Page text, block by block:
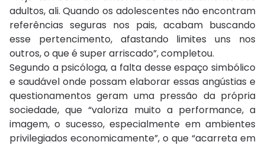
adultos, ali. Quando os adolescentes não encontram
referências seguras nos pais, acabam buscando
esse pertencimento, afastando limites uns nos
outros, o que é super arriscado”, completou.
Segundo a psicóloga, a falta desse espaço simbólico
e saudável onde possam elaborar essas angústias e
questionamentos geram uma pressão da própria
sociedade, que “valoriza muito a performance, a
imagem, o sucesso, especialmente em ambientes
privilegiados economicamente”, o que “acarreta em